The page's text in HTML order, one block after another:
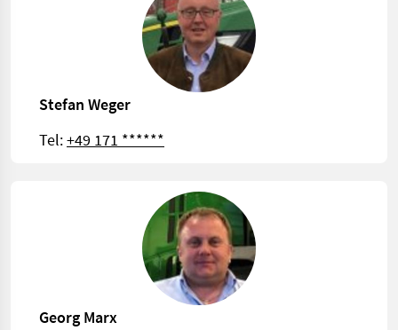
Stefan Weger
Tel:+49 171 ******
Georg Marx